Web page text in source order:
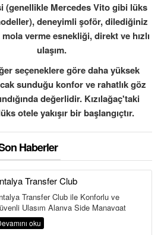
(genellikle Mercedes Vito gibi lüks
deneyimli şoför, dilediğiniz
mola verme esnekliği, direkt ve hızlı
ulaşım.
seçeneklere göre daha yüksek
sunduğu konfor ve rahatlık göz
değerlidir. Kızılağaç'taki
otele yakışır bir başlangıçtır.
Haberler
Transfer Club
Transfer Club ile Konforlu ve
Ulaşım Alanya Side Manavgat
Kemer Kundu Lara Antalya
oku